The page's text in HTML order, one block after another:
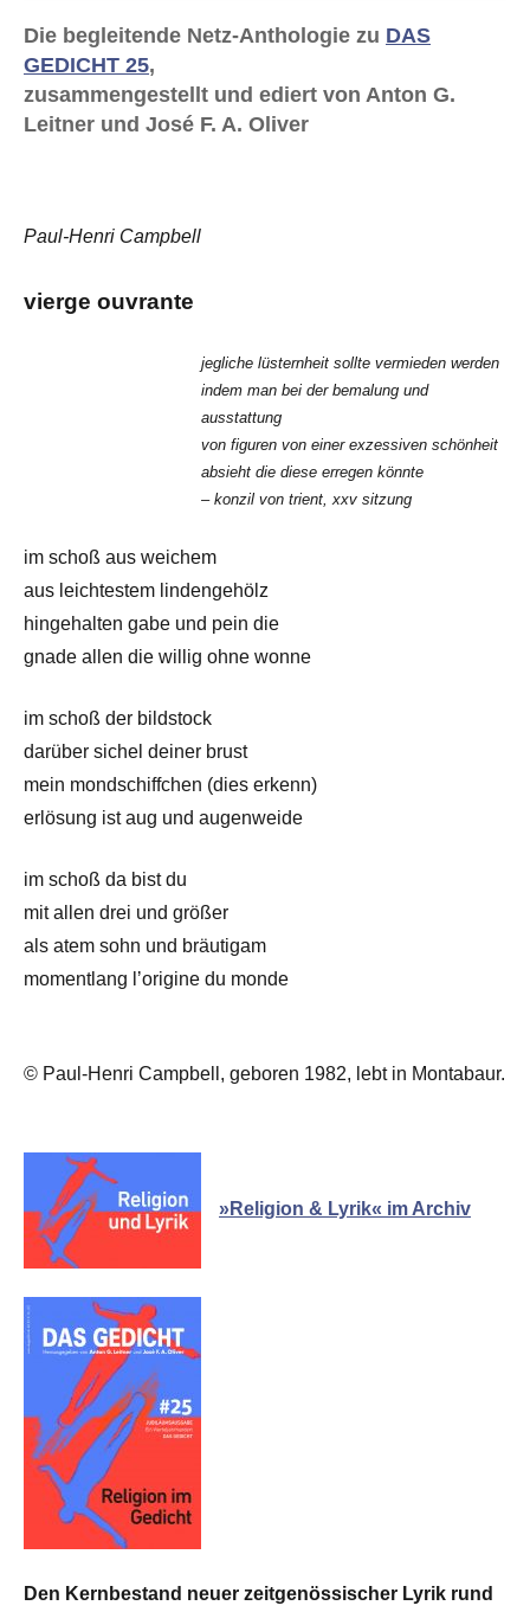
Die begleitende Netz-Anthologie zu DAS
GEDICHT 25,
zusammengestellt und ediert von Anton G.
Leitner und José F. A. Oliver
Paul-Henri Campbell
vierge ouvrante
jegliche lüsternheit sollte vermieden werden
indem man bei der bemalung und
ausstattung
von figuren von einer exzessiven schönheit
absieht die diese erregen könnte
– konzil von trient, xxv sitzung
im schoß aus weichem
aus leichtestem lindengehölz
hingehalten gabe und pein die
gnade allen die willig ohne wonne
im schoß der bildstock
darüber sichel deiner brust
mein mondschiffchen (dies erkenn)
erlösung ist aug und augenweide
im schoß da bist du
mit allen drei und größer
als atem sohn und bräutigam
momentlang lʼorigine du monde
© Paul-Henri Campbell, geboren 1982, lebt in Montabaur.
»Religion & Lyrik« im Archiv
Den Kernbestand neuer zeitgenössischer Lyrik rund